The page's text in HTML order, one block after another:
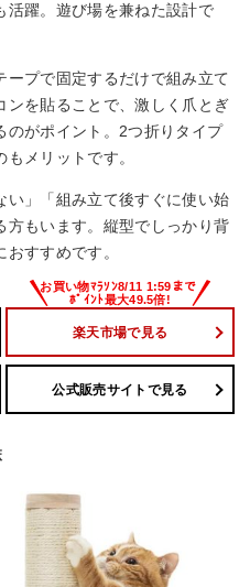
活躍。遊び場を兼ねた設計で
プで固定するだけで組み立て
ンを貼ることで、激しく爪とぎ
のがポイント。2つ折りタイプ
メリットです。
い」「組み立て後すぐに使い始
方もいます。縦型でしっかり背
すすめです。
楽天市場で見る
公式販売サイトで見る